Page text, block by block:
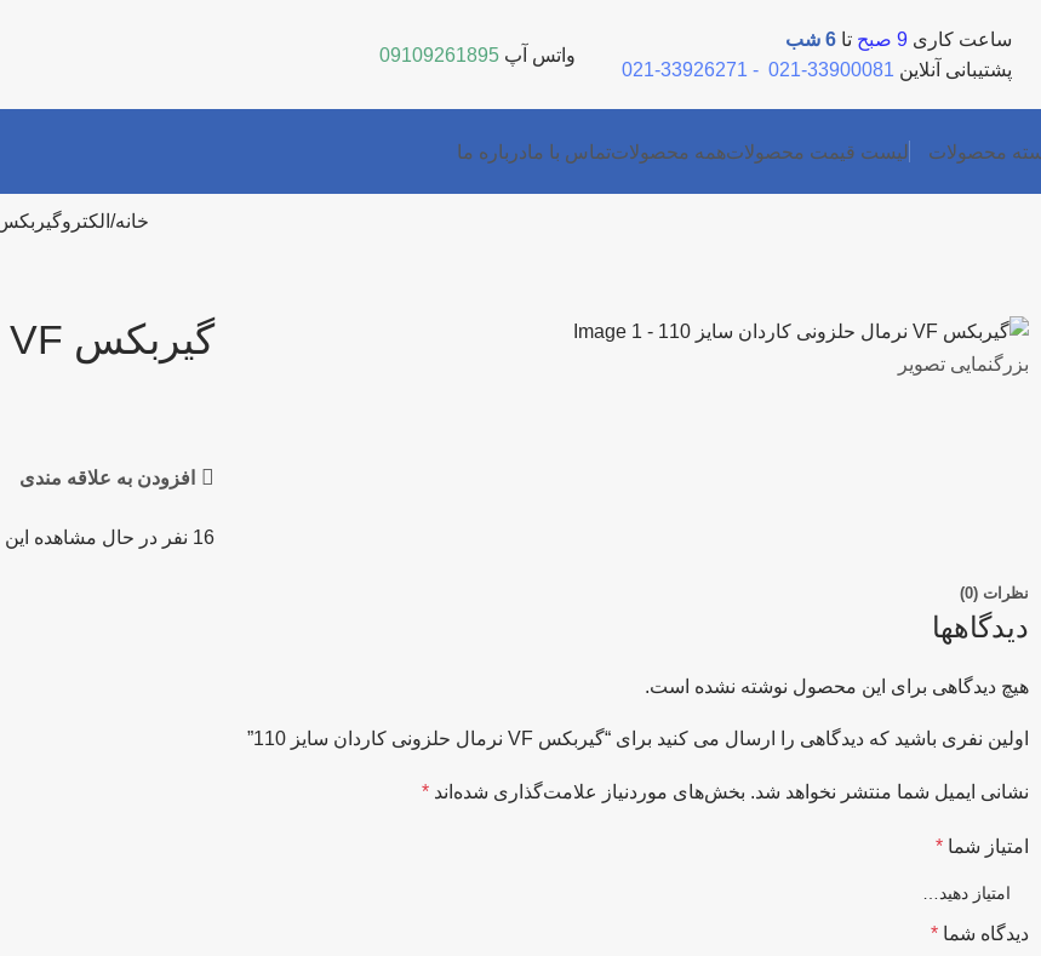
ساعت کاری 9 صبح تا 6 شب
پشتیبانی آنلاین 33900081-021
-
33926271-021
واتس آپ 09109261895
محصولات لیست قیمت محصولاتهمه محصولاتتماس با مادرباره ما
خانه
بزرگنمایی تصویر
گیربکس VF نرمال حلزونی کاردان سایز 110
افزودن به علاقه مندی
16 نفر در حال مشاهده
نظرات (0)
دیدگاهها
هیچ دیدگاهی برای این محصول نوشته نشده است.
اولین نفری باشید که دیدگاهی را ارسال می کنید برای “گیربکس VF نرمال حلزونی کاردان سایز 110”
نشانی ایمیل شما منتشر نخواهد شد. بخش‌های موردنیاز علامت‌گذاری شده‌اند *
امتیاز شما *
دیدگاه شما *